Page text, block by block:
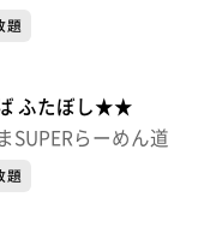
題
ふたぼし★★
SUPERらーめん道
題